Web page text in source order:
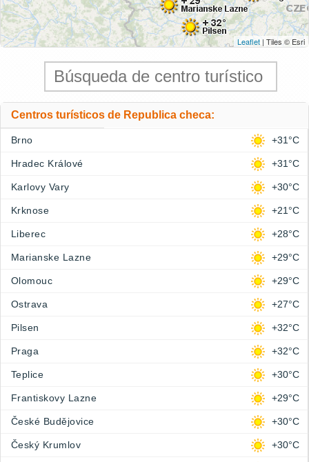
Leaflet | Tiles © Esri
Centros turísticos de Republica checa:
Brno +31°C
Hradec Králové +31°C
Karlovy Vary +30°C
Krknose +21°C
Liberec +28°C
Marianske Lazne +29°C
Olomouc +29°C
Ostrava +27°C
Pilsen +32°C
Praga +32°C
Teplice +30°C
Frantiskovy Lazne +29°C
České Budějovice +30°C
Český Krumlov +30°C